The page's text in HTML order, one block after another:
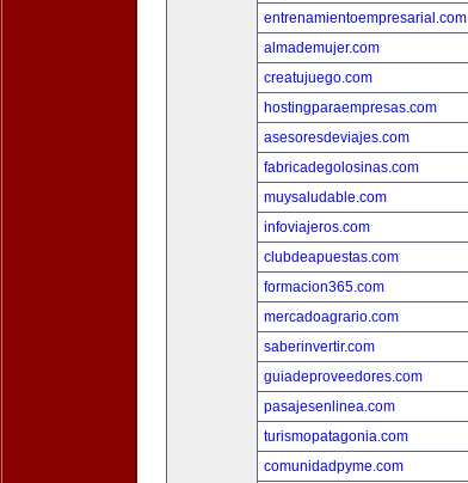
entrenamientoempresarial.com
almademujer.com
creatujuego.com
hostingparaempresas.com
asesoresdeviajes.com
fabricadegolosinas.com
muysaludable.com
infoviajeros.com
clubdeapuestas.com
formacion365.com
mercadoagrario.com
saberinvertir.com
guiadeproveedores.com
pasajesenlinea.com
turismopatagonia.com
comunidadpyme.com